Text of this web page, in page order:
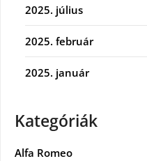
2025. július
2025. február
2025. január
Kategóriák
Alfa Romeo